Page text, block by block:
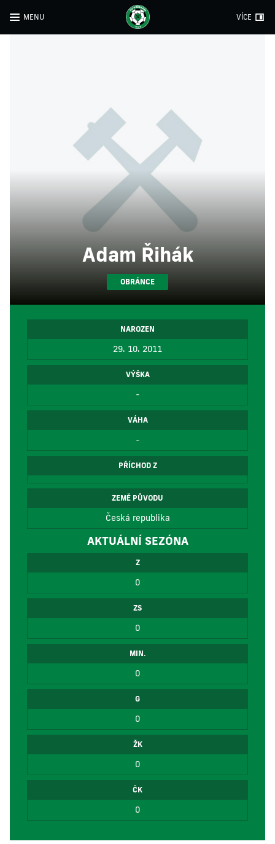
MENU VÍCE
Adam Řihák
OBRÁNCE
NAROZEN
29. 10. 2011
VÝŠKA
-
VÁHA
-
PŘÍCHOD Z
ZEMĚ PŮVODU
Česká republika
AKTUÁLNÍ SEZÓNA
Z
0
ZS
0
MIN.
0
G
0
ŽK
0
ČK
0